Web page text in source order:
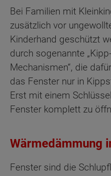
Bei Familien mit
zusätzlich vor
Kinderhand geschützt
durch sogenannte
Mechanismen“, die
das Fenster nur in
Erst mit einem
Fenster komplett zu
Wärmedämmung
Fenster sind die